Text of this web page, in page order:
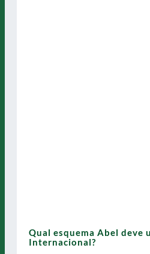
Qual esquema Abel deve
Internacional?